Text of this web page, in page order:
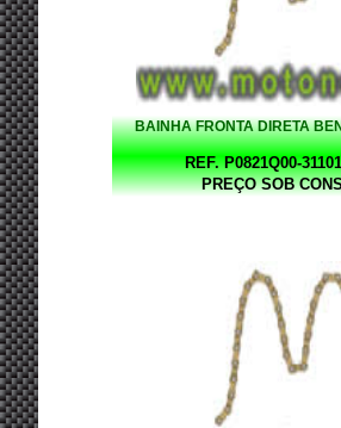
BAINHA FRONTA DIRETA
REF. P0821Q00-
PREÇO SOB